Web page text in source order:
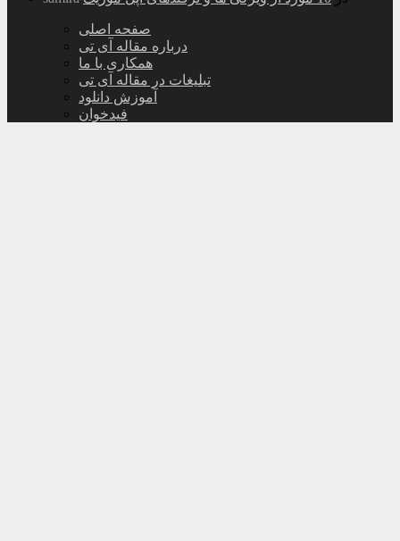
صفحه اصلی
درباره مقاله آی تی
همکاری با ما
تبلیغات در مقاله آی تی
آموزش دانلود
فیدخوان